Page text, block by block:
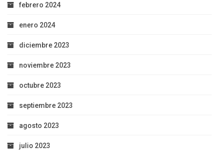
febrero 2024
enero 2024
diciembre 2023
noviembre 2023
octubre 2023
septiembre 2023
agosto 2023
julio 2023